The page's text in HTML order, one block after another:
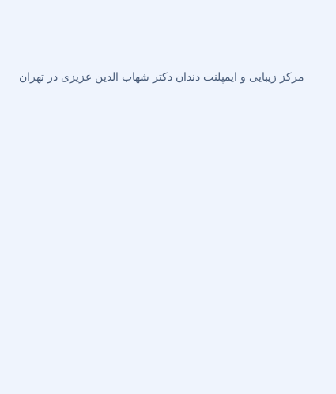
مرکز زیبایی و ایمپلنت دندان دکتر شهاب الدین عزیزی در تهران